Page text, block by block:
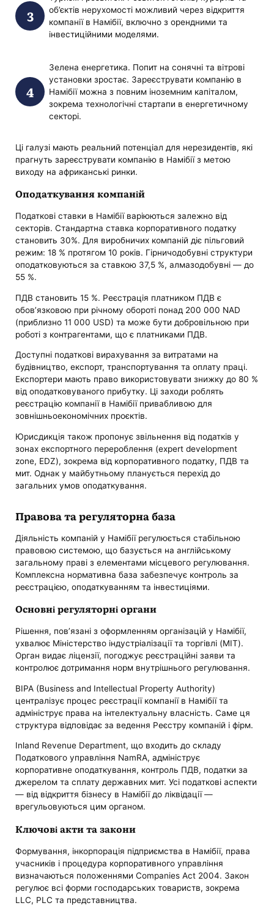
об’єктів нерухомості можливий через відкриття
компанії в Намібії, включно з орендними та
інвестиційними моделями.
Зелена енергетика. Попит на сонячні та вітрові
установки зростає. Зареєструвати компанію в
Намібії можна з повним іноземним капіталом,
зокрема технологічні стартапи в енергетичному
секторі.
Ці галузі мають реальний потенціал для нерезидентів, які
прагнуть зареєструвати компанію в Намібії з метою
виходу на африканські ринки.
Оподаткування компаній
Податкові ставки в Намібії варіюються залежно від
секторів. Стандартна ставка корпоративного податку
становить 30%. Для виробничих компаній діє пільговий
режим: 18 % протягом 10 років. Гірничодобувні структури
оподатковуються за ставкою 37,5 %, алмазодобувні — до
55 %.
ПДВ становить 15 %. Реєстрація платником ПДВ є
обов’язковою при річному обороті понад 200 000 NAD
(приблизно 11 000 USD) та може бути добровільною при
роботі з контрагентами, що є платниками ПДВ.
Доступні податкові вирахування за витратами на
будівництво, експорт, транспортування та оплату праці.
Експортери мають право використовувати знижку до 80 %
від оподатковуваного прибутку. Ці заходи роблять
реєстрацію компанії в Намібії привабливою для
зовнішньоекономічних проєктів.
Юрисдикція також пропонує звільнення від податків у
зонах експортного перероблення (expert development
zone, EDZ), зокрема від корпоративного податку, ПДВ та
мит. Однак у майбутньому планується перехід до
загальних умов оподаткування.
Правова та регуляторна база
Діяльність компаній у Намібії регулюється стабільною
правовою системою, що базується на англійському
загальному праві з елементами місцевого регулювання.
Комплексна нормативна база забезпечує контроль за
реєстрацією, оподаткуванням та інвестиціями.
Основні регуляторні органи
Рішення, пов’язані з оформленням організацій у Намібії,
ухвалює Міністерство індустріалізації та торгівлі (MIT).
Орган видає ліцензії, погоджує реєстраційні заяви та
контролює дотримання норм внутрішнього регулювання.
BIPA (Business and Intellectual Property Authority)
централізує процес реєстрації компанії в Намібії та
адмініструє права на інтелектуальну власність. Саме ця
структура відповідає за ведення Реєстру компаній і фірм.
Inland Revenue Department, що входить до складу
Податкового управління NamRA, адмініструє
корпоративне оподаткування, контроль ПДВ, податки за
джерелом та сплату державних мит. Усі податкові аспекти
— від відкриття бізнесу в Намібії до ліквідації —
врегульовуються цим органом.
Ключові акти та закони
Формування, інкорпорація підприємства в Намібії, права
учасників і процедура корпоративного управління
визначаються положеннями Companies Act 2004. Закон
регулює всі форми господарських товариств, зокрема
LLC, PLC та представництва.